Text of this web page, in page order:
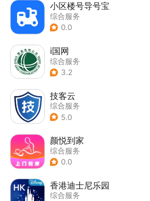
小区楼号导号宝
综合服务
0.0
i国网
综合服务
3.2
技客云
综合服务
5.0
颜悦到家
综合服务
0.0
香港迪士尼乐园
综合服务